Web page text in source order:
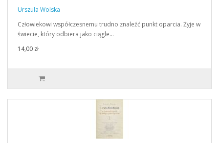
Urszula Wolska
Człowiekowi współczesnemu trudno znaleźć punkt oparcia. Żyje w
świecie, który odbiera jako ciągle…
14,00 zł